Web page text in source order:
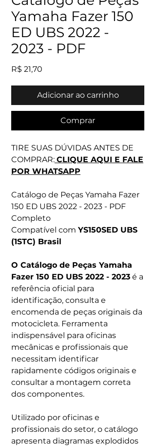
Yamaha Fazer 150
ED UBS 2022 -
2023 - PDF
R$ 21,70
Adicionar ao carrinho
Comprar
TIRE SUAS DÚVIDAS ANTES DE
COMPRAR: CLIQUE AQUI E FALE
POR WHATSAPP
Catálogo de Peças Yamaha Fazer
150 ED UBS 2022 - 2023 - PDF
Completo
Compatível com YS150SED UBS
(1STC) Brasil
O Catálogo de Peças Yamaha
Fazer 150 ED UBS 2022 - 2023 é a
referência oficial para
identificação, consulta e
encomenda de peças originais da
motocicleta. Ferramenta
indispensável para oficinas
mecânicas e profissionais que
necessitam identificar
rapidamente códigos originais e
consultar a montagem correta
dos componentes.
Utilizado por oficinas e
profissionais do setor, o catálogo
apresenta diagramas explodidos